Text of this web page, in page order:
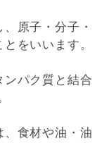
原子・分子・
をいいます。
ンパク質と結合
食材や油・油